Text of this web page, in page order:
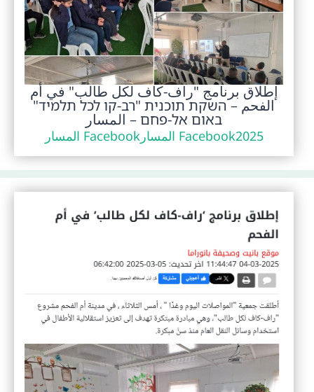
إطلاق برنامج "راف-كاف لكل طالب" في أم
الفحم – השקת תוכנית "רב-קו לכל תלמיד"
באום אל-פחם – المسار
2025Facebook المسار Facebook المسار